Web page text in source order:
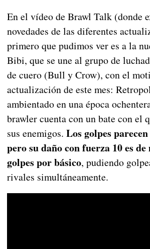
En el vídeo de Brawl Talk (donde
novedades de las diferentes
primero que pudimos ver es a la
Bibi, que se une al grupo de
de cuero (Bull y Crow), con el
actualización de este mes:
ambientado en una época
brawler cuenta con un bate con el
sus enemigos. Los golpes
pero su daño con fuerza 10 es de
golpes por básico, pudiendo
rivales simultáneamente.